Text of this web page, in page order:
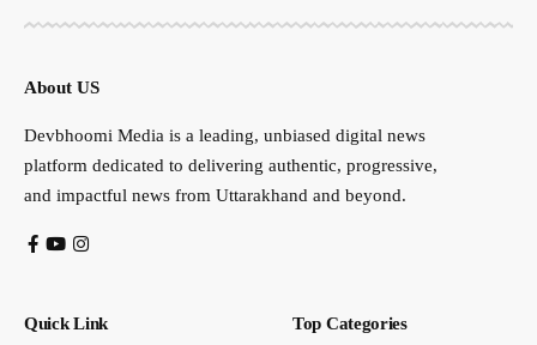
About US
Devbhoomi Media is a leading, unbiased digital news
platform dedicated to delivering authentic, progressive,
and impactful news from Uttarakhand and beyond.
Quick Link Top Categories